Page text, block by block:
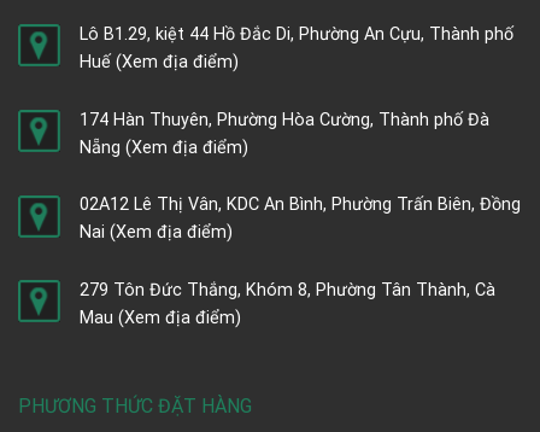
Lô B1.29, kiệt 44 Hồ Đắc Di, Phường An Cựu, Thành phố
Huế (Xem địa điểm)
174 Hàn Thuyên, Phường Hòa Cường, Thành phố Đà
Nẵng (Xem địa điểm)
02A12 Lê Thị Vân, KDC An Bình, Phường Trấn Biên, Đồng
Nai (Xem địa điểm)
279 Tôn Đức Thắng, Khóm 8, Phường Tân Thành, Cà
Mau (Xem địa điểm)
PHƯƠNG THỨC ĐẶT HÀNG